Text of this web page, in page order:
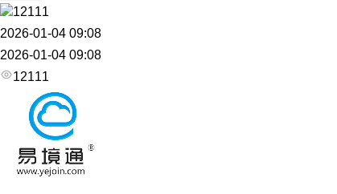
12111
2026-01-04 09:08
2026-01-04 09:08
12111